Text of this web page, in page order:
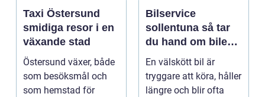
Taxi Östersund
smidiga resor i en
växande stad
Östersund växer, både
som besöksmål och
som hemstad för
Bilservice
sollentuna så tar
du hand om bilen
på ett smart sätt
En välskött bil är
tryggare att köra, håller
längre och blir ofta